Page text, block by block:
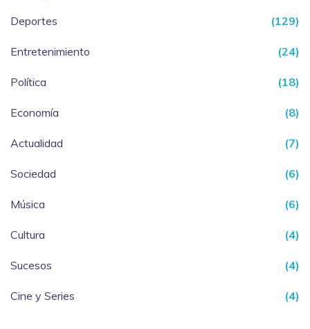
Deportes (129)
Entretenimiento (24)
Política (18)
Economía (8)
Actualidad (7)
Sociedad (6)
Música (6)
Cultura (4)
Sucesos (4)
Cine y Series (4)